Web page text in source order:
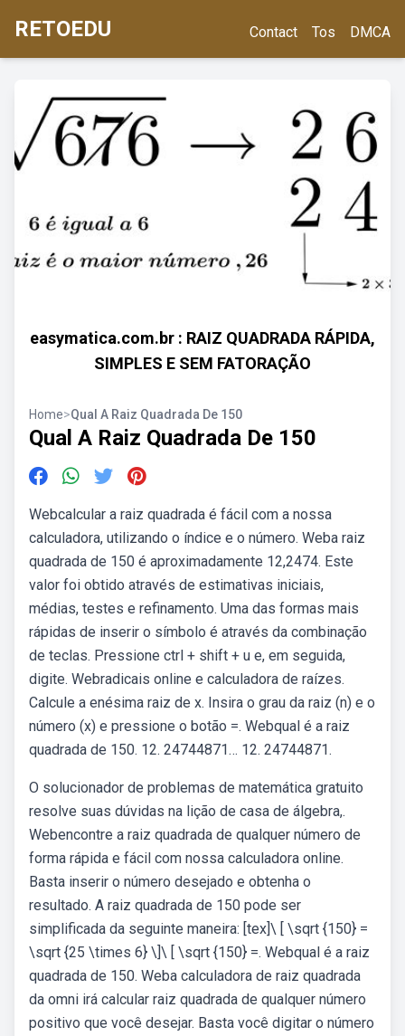
RETOEDU Contact Tos DMCA
easymatica.com.br : RAIZ QUADRADA RÁPIDA,
SIMPLES E SEM FATORAÇÃO
Home>Qual A Raiz Quadrada De 150
Qual A Raiz Quadrada De 150
Webcalcular a raiz quadrada é fácil com a nossa
calculadora, utilizando o índice e o número. Weba raiz
quadrada de 150 é aproximadamente 12,2474. Este
valor foi obtido através de estimativas iniciais,
médias, testes e refinamento. Uma das formas mais
rápidas de inserir o símbolo é através da combinação
de teclas. Pressione ctrl + shift + u e, em seguida,
digite. Webradicais online e calculadora de raízes.
Calcule a enésima raiz de x. Insira o grau da raiz (n) e o
número (x) e pressione o botão =. Webqual é a raiz
quadrada de 150. 12. 24744871… 12. 24744871.
O solucionador de problemas de matemática gratuito
resolve suas dúvidas na lição de casa de álgebra,.
Webencontre a raiz quadrada de qualquer número de
forma rápida e fácil com nossa calculadora online.
Basta inserir o número desejado e obtenha o
resultado. A raiz quadrada de 150 pode ser
simplificada da seguinte maneira: [tex]\ [ \sqrt {150} =
\sqrt {25 \times 6} \]\ [ \sqrt {150} =. Webqual é a raiz
quadrada de 150. Weba calculadora de raiz quadrada
da omni irá calcular raiz quadrada de qualquer número
positivo que você desejar. Basta você digitar o número